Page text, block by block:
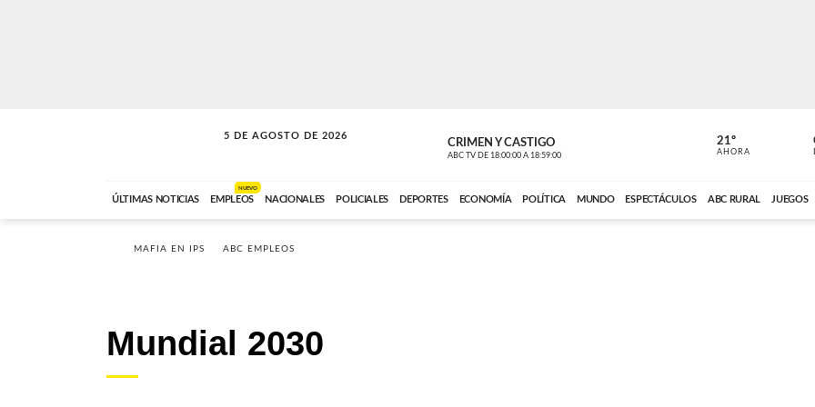
5 DE AGOSTO DE 2026
SOLO MÚSICA CRIMEN Y CASTIGO
ABC TV DE 18:00:00 A 18:59:00 ABC CARDINAL
21º
AHORA
ÚLTIMAS NOTICIAS EMPLEOS
NUEVO
NACIONALES POLICIALES DEPORTES ECONOMÍA POLÍTICA MUNDO ESPECTÁCULOS ABC RURAL JUEGOS
MAFIA EN IPS ABC EMPLEOS
Mundial 2030